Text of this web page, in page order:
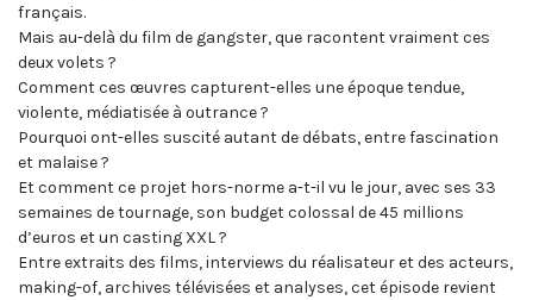
français.
Mais au-delà du film de gangster, que racontent vraiment ces
deux volets ?
Comment ces œuvres capturent-elles une époque tendue,
violente, médiatisée à outrance ?
Pourquoi ont-elles suscité autant de débats, entre fascination
et malaise ?
Et comment ce projet hors-norme a-t-il vu le jour, avec ses 33
semaines de tournage, son budget colossal de 45 millions
d’euros et un casting XXL ?
Entre extraits des films, interviews du réalisateur et des acteurs,
making-of, archives télévisées et analyses, cet épisode revient